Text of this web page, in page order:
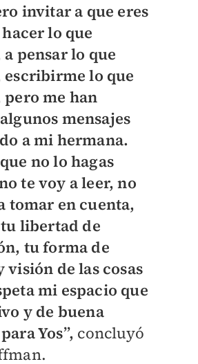
invitar a que eres
lo que
pensar lo que
escribirme lo que
pero me han
mensajes
a mi hermana.
no lo hagas
te voy a leer, no
tomar en cuenta,
libertad de
tu forma de
visión de las cosas
mi espacio que
y de buena
Yos”, concluyó